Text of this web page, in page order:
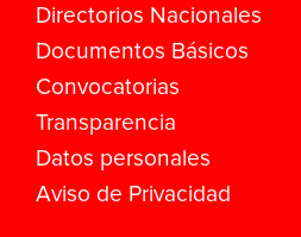
Directorios Nacionales
Documentos Básicos
Convocatorias
Transparencia
Datos personales
Aviso de Privacidad